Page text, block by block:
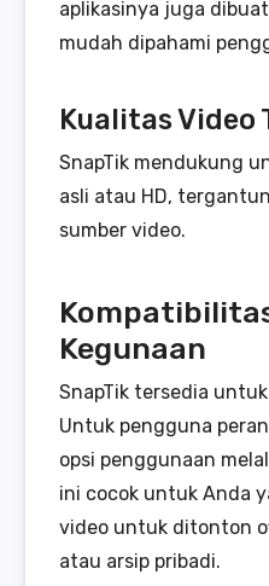
aplikasinya juga
mudah dipahami
Kualitas Video
SnapTik mendukung
asli atau HD,
sumber video.
Kegunaan
SnapTik tersedia
Untuk pengguna
opsi penggunaan
ini cocok untuk Anda
video untuk ditonton
atau arsip pribadi.